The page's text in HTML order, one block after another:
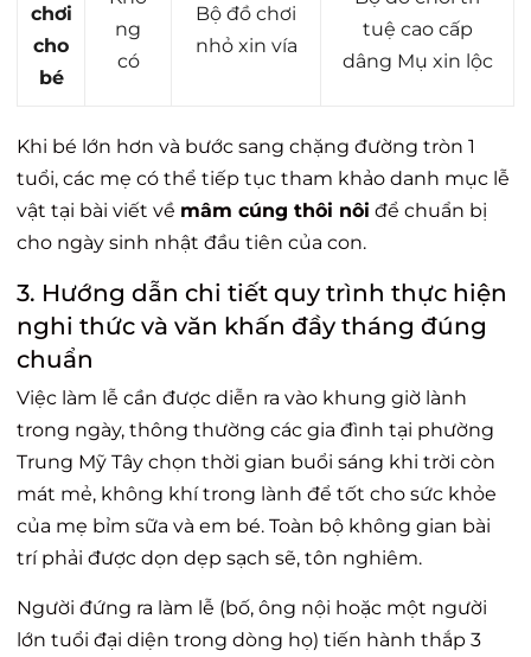
chơi
cho
bé
ng
có
Bộ đồ chơi
nhỏ xin vía
tuệ cao cấp
dâng Mụ xin lộc
Khi bé lớn hơn và bước sang chặng đường tròn 1
tuổi, các mẹ có thể tiếp tục tham khảo danh mục lễ
vật tại bài viết về mâm cúng thôi nôi để chuẩn bị
cho ngày sinh nhật đầu tiên của con.
3. Hướng dẫn chi tiết quy trình thực hiện
nghi thức và văn khấn đầy tháng đúng
chuẩn
Việc làm lễ cần được diễn ra vào khung giờ lành
trong ngày, thông thường các gia đình tại phường
Trung Mỹ Tây chọn thời gian buổi sáng khi trời còn
mát mẻ, không khí trong lành để tốt cho sức khỏe
của mẹ bỉm sữa và em bé. Toàn bộ không gian bài
trí phải được dọn dẹp sạch sẽ, tôn nghiêm.
Người đứng ra làm lễ (bố, ông nội hoặc một người
lớn tuổi đại diện trong dòng họ) tiến hành thắp 3